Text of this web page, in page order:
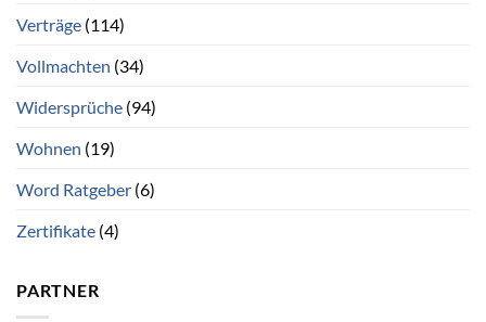
Verträge (114)
Vollmachten (34)
Widersprüche (94)
Wohnen (19)
Word Ratgeber (6)
Zertifikate (4)
PARTNER